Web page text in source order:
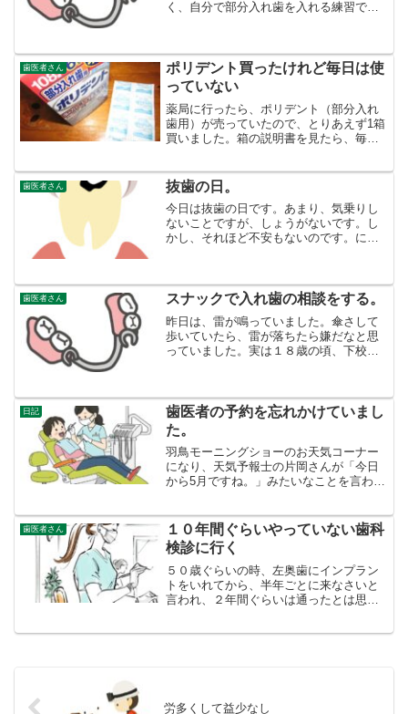
く、自分で部分入れ歯を入れる練習で
に入れること、きちんと三食後に...
歯医者さん
ポリデント買ったけれど毎日は使
っていない
薬局に行ったら、ポリデント（部分入れ
歯用）が売っていたので、とりあえず1箱
買いました。箱の説明書を見たら、毎日
が、週２回しか漬けていません。そもそ
も歯医者で勧められていな...
歯医者さん 抜歯の日。
今日は抜歯の日です。あまり、気乗りし
ないことですが、しょうがないです。し
かし、それほど不安もないのです。にほ
せん。表面に顔を出しているのはほとん
どありません。歯茎の下に...
歯医者さん スナックで入れ歯の相談をする。
昨日は、雷が鳴っていました。傘さして
歩いていたら、雷が落ちたら嫌だなと思
っていました。実は１８歳の頃、下校
夜になると、雷がピタリと止...
日記
歯医者の予約を忘れかけていまし
た。
羽鳥モーニングショーのお天気コーナー
になり、天気予報士の片岡さんが「今日
から5月ですね。」みたいなことを言われ
前中歯医者さんの予約が入っているので
した。なんとか間に合...
歯医者さん
１０年間ぐらいやっていない歯科
検診に行く
５０歳ぐらいの時、左奥歯にインプラン
トをいれてから、半年ごとに来なさいと
言われ、２年間ぐらいは通ったとは思い
労多くして益少なし